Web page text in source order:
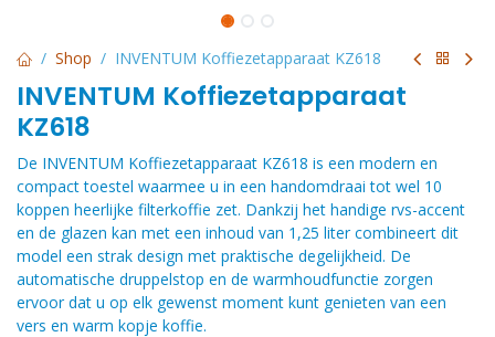
Shop INVENTUM Koffiezetapparaat KZ618
INVENTUM Koffiezetapparaat
KZ618
De INVENTUM Koffiezetapparaat KZ618 is een modern en
compact toestel waarmee u in een handomdraai tot wel 10
koppen heerlijke filterkoffie zet. Dankzij het handige rvs-accent
en de glazen kan met een inhoud van 1,25 liter combineert dit
model een strak design met praktische degelijkheid. De
automatische druppelstop en de warmhoudfunctie zorgen
ervoor dat u op elk gewenst moment kunt genieten van een
vers en warm kopje koffie.